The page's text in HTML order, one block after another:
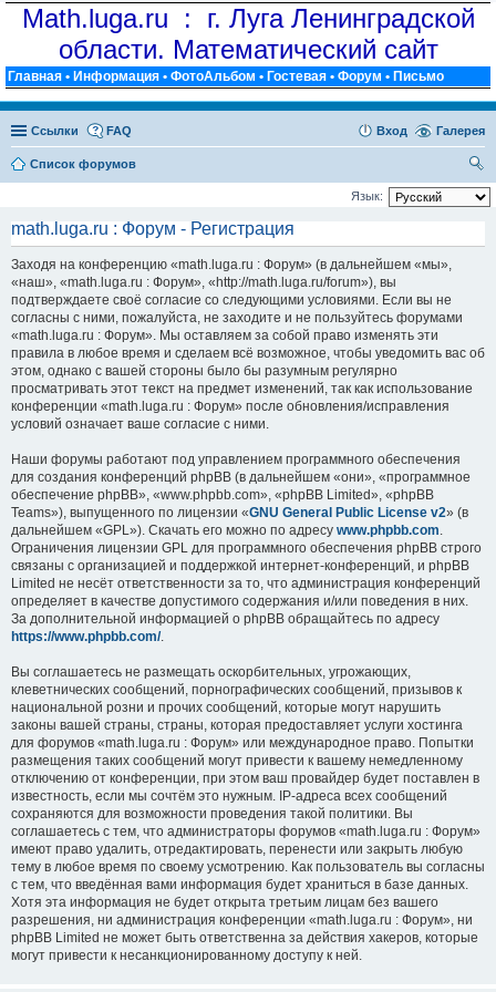
Math.luga.ru : г. Луга Ленинградской
области. Математический сайт
Главная • Информация • ФотоАльбом • Гостевая • Форум • Письмо
Ссылки Галерея
FAQ Вход
Список форумов
ои
Язык:
math.luga.ru : Форум - Регистрация
Заходя на конференцию «math.luga.ru : Форум» (в дальнейшем «мы»,
«наш», «math.luga.ru : Форум», «http://math.luga.ru/forum»), вы
подтверждаете своё согласие со следующими условиями. Если вы не
согласны с ними, пожалуйста, не заходите и не пользуйтесь форумами
«math.luga.ru : Форум». Мы оставляем за собой право изменять эти
правила в любое время и сделаем всё возможное, чтобы уведомить вас об
этом, однако с вашей стороны было бы разумным регулярно
просматривать этот текст на предмет изменений, так как использование
конференции «math.luga.ru : Форум» после обновления/исправления
условий означает ваше согласие с ними.
Наши форумы работают под управлением программного обеспечения
для создания конференций phpBB (в дальнейшем «они», «программное
обеспечение phpBB», «www.phpbb.com», «phpBB Limited», «phpBB
Teams»), выпущенного по лицензии «GNU General Public License v2» (в
дальнейшем «GPL»). Скачать его можно по адресу www.phpbb.com.
Ограничения лицензии GPL для программного обеспечения phpBB строго
связаны с организацией и поддержкой интернет-конференций, и phpBB
Limited не несёт ответственности за то, что администрация конференций
определяет в качестве допустимого содержания и/или поведения в них.
За дополнительной информацией о phpBB обращайтесь по адресу
https://www.phpbb.com/.
Вы соглашаетесь не размещать оскорбительных, угрожающих,
клеветнических сообщений, порнографических сообщений, призывов к
национальной розни и прочих сообщений, которые могут нарушить
законы вашей страны, страны, которая предоставляет услуги хостинга
для форумов «math.luga.ru : Форум» или международное право. Попытки
размещения таких сообщений могут привести к вашему немедленному
отключению от конференции, при этом ваш провайдер будет поставлен в
известность, если мы сочтём это нужным. IP-адреса всех сообщений
сохраняются для возможности проведения такой политики. Вы
соглашаетесь с тем, что администраторы форумов «math.luga.ru : Форум»
имеют право удалить, отредактировать, перенести или закрыть любую
тему в любое время по своему усмотрению. Как пользователь вы согласны
с тем, что введённая вами информация будет храниться в базе данных.
Хотя эта информация не будет открыта третьим лицам без вашего
разрешения, ни администрация конференции «math.luga.ru : Форум», ни
phpBB Limited не может быть ответственна за действия хакеров, которые
могут привести к несанкционированному доступу к ней.